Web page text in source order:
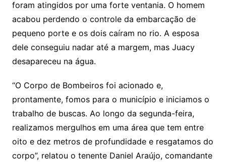
foram atingidos por uma forte ventania. O homem
acabou perdendo o controle da embarcação de
pequeno porte e os dois caíram no rio. A esposa
dele conseguiu nadar até a margem, mas Juacy
desapareceu na água.
“O Corpo de Bombeiros foi acionado e,
prontamente, fomos para o município e iniciamos o
trabalho de buscas. Ao longo da segunda-feira,
realizamos mergulhos em uma área que tem entre
oito e dez metros de profundidade e resgatamos do
corpo”, relatou o tenente Daniel Araújo, comandante